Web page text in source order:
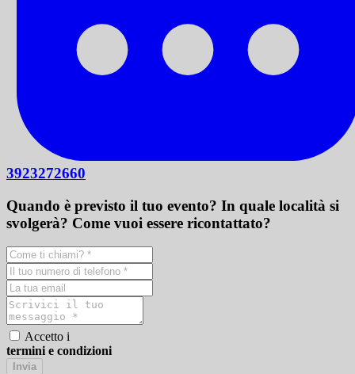
3923272660
Quando è previsto il tuo evento? In quale località si
svolgerà? Come vuoi essere ricontattato?
Accetto i
termini e condizioni
Invia